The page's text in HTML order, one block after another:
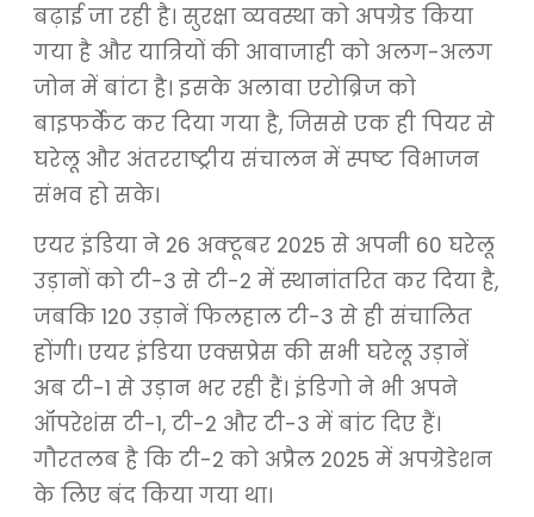
बढ़ाई जा रही है। सुरक्षा व्यवस्था को अपग्रेड किया
गया है और यात्रियों की आवाजाही को अलग-अलग
जोन में बांटा है। इसके अलावा एरोब्रिज को
बाइफर्केट कर दिया गया है, जिससे एक ही पियर से
घरेलू और अंतरराष्ट्रीय संचालन में स्पष्ट विभाजन
संभव हो सके।
एयर इंडिया ने 26 अक्टूबर 2025 से अपनी 60 घरेलू
उड़ानों को टी-3 से टी-2 में स्थानांतरित कर दिया है,
जबकि 120 उड़ानें फिलहाल टी-3 से ही संचालित
होंगी। एयर इंडिया एक्सप्रेस की सभी घरेलू उड़ानें
अब टी-1 से उड़ान भर रही हैं। इंडिगो ने भी अपने
ऑपरेशंस टी-1, टी-2 और टी-3 में बांट दिए हैं।
गौरतलब है कि टी-2 को अप्रैल 2025 में अपग्रेडेशन
के लिए बंद किया गया था।